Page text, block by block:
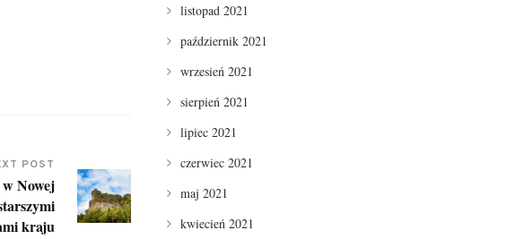
POST
Nowej
kraju
listopad 2021
październik 2021
wrzesień 2021
sierpień 2021
lipiec 2021
czerwiec 2021
maj 2021
kwiecień 2021